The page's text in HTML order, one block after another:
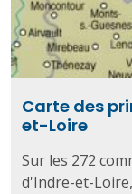
Carte des
et-Loire
Sur les 272
d'Indre-et-Loire,